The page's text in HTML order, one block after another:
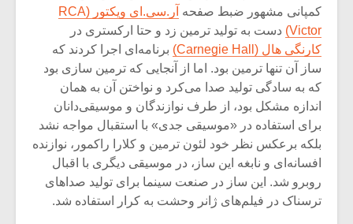
کمپانی مشهور ضبط صفحه
آر.سی.ای ویکتور (RCA
Victor) دست به تولید ترمین زد و حتا ارکستری در
کارنگی هال (Carnegie Hall)
برنامه‌ای اجرا کردند که
ساز آن تنها ترمین بود. اما از آنجایی که ترمین سازی بود
که به سادگی تولید صدا می‌کرد و نواختن آن به همان
اندازه مشکل بود، از طرف نوازندگان و موسیقی‌دانان
برای استفاده در «موسیقی جدی» با استقبال مواجه نشد
بلکه برعکس نظر خود لئون ترمین و کلارا راکمور، نوازنده
افسانه‌ای و نابغه این ساز، در موسیقی دیگری با اقبال
روبرو شد. این ساز در صنعت سینما برای تولید صداهای
ترسناک در فیلم‌های ژانر وحشت به کرار استفاده شد.
اگر نمی توانی
مشهورترین باشی،
بدنام ترین باش